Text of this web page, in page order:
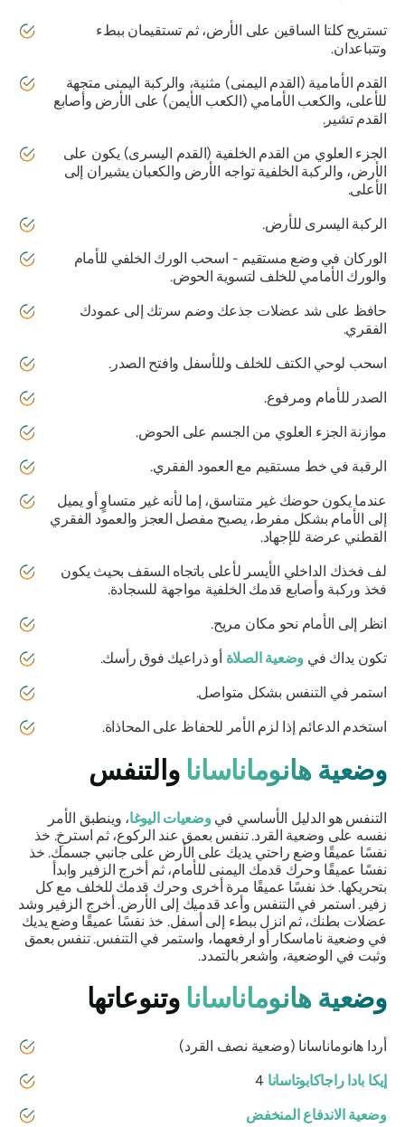
تستريح كلتا الساقين على الأرض، ثم تستقيمان ببطء
وتتباعدان.
القدم الأمامية (القدم اليمنى) مثنية، والركبة اليمنى متجهة
للأعلى، والكعب الأمامي (الكعب الأيمن) على الأرض وأصابع
القدم تشير.
الجزء العلوي من القدم الخلفية (القدم اليسرى) يكون على
الأرض، والركبة الخلفية تواجه الأرض والكعبان يشيران إلى
الأعلى.
الركبة اليسرى للأرض.
الوركان في وضع مستقيم - اسحب الورك الخلفي للأمام
والورك الأمامي للخلف لتسوية الحوض.
حافظ على شد عضلات جذعك وضم سرتك إلى عمودك
الفقري.
اسحب لوحي الكتف للخلف وللأسفل وافتح الصدر.
الصدر للأمام ومرفوع.
موازنة الجزء العلوي من الجسم على الحوض.
الرقبة في خط مستقيم مع العمود الفقري.
عندما يكون حوضك غير متناسق، إما لأنه غير متساوٍ أو يميل
إلى الأمام بشكل مفرط، يصبح مفصل العجز والعمود الفقري
القطني عرضة للإجهاد.
لف فخذك الداخلي الأيسر لأعلى باتجاه السقف بحيث يكون
فخذ وركبة وأصابع قدمك الخلفية مواجهة للسجادة.
انظر إلى الأمام نحو مكان مريح.
تكون يداك في وضعية الصلاةأو ذراعيك فوق رأسك.
استمر في التنفس بشكل متواصل.
استخدم الدعائم إذا لزم الأمر للحفاظ على المحاذاة.
وضعية هانوماناساناوالتنفس
التنفس هو الدليل الأساسي في وضعيات اليوغا، وينطبق الأمر
نفسه على وضعية القرد. تنفس بعمق عند الركوع، ثم استرخِ. خذ
نفسًا عميقًا وضع راحتي يديك على الأرض على جانبي جسمك. خذ
نفسًا عميقًا وحرك قدمك اليمنى للأمام، ثم أخرج الزفير وابدأ
بتحريكها. خذ نفسًا عميقًا مرة أخرى وحرك قدمك للخلف مع كل
زفير. استمر في التنفس وأعد قدميك إلى الأرض. أخرج الزفير وشد
عضلات بطنك، ثم انزل ببطء إلى أسفل. خذ نفسًا عميقًا وضع يديك
في وضعية ناماسكار أو ارفعهما، واستمر في التنفس. تنفس بعمق
وثبت في الوضعية، واشعر بالتمدد.
وضعية هانوماناساناوتنوعاتها
أرداهانوماناسانا(وضعية نصف القرد)
إيكا بادا راجاكابوتاسانا4
وضعية الاندفاع المنخفض